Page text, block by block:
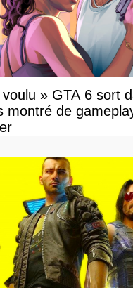
» GTA 6 sort
montré de